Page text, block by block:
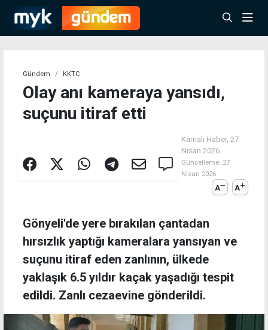
Gündem KKTC
Olay anı kameraya yansıdı,
suçunu itiraf etti
Kamalı Haber,27
Nisan 2026
Güncelleme: 27
Nisan 2026
A A
Gönyeli'de yere bırakılan çantadan
hırsızlık yaptığı kameralara yansıyan ve
suçunu itiraf eden zanlının, ülkede
yaklaşık 6.5 yıldır kaçak yaşadığı tespit
edildi. Zanlı cezaevine gönderildi.